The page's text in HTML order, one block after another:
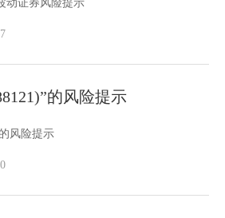
动证券风险提示
的风险提示
风险提示